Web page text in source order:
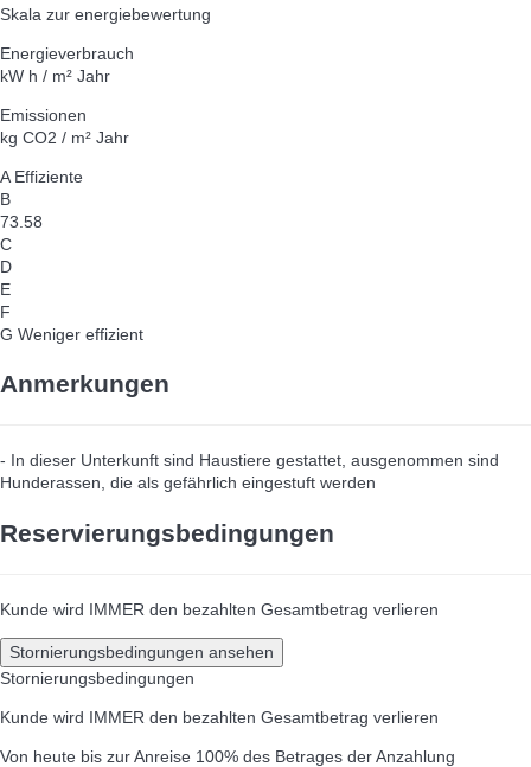
Skala zur energiebewertung
Energieverbrauch
kW h / m² Jahr
Emissionen
kg CO2 / m² Jahr
A Effiziente
B
73.58
C
D
E
F
G Weniger effizient
Anmerkungen
- In dieser Unterkunft sind Haustiere gestattet, ausgenommen sind
Hunderassen, die als gefährlich eingestuft werden
Reservierungsbedingungen
Kunde wird IMMER den bezahlten Gesamtbetrag verlieren
Stornierungsbedingungen ansehen
Stornierungsbedingungen
Kunde wird IMMER den bezahlten Gesamtbetrag verlieren
Von heute bis zur Anreise 100% des Betrages der Anzahlung